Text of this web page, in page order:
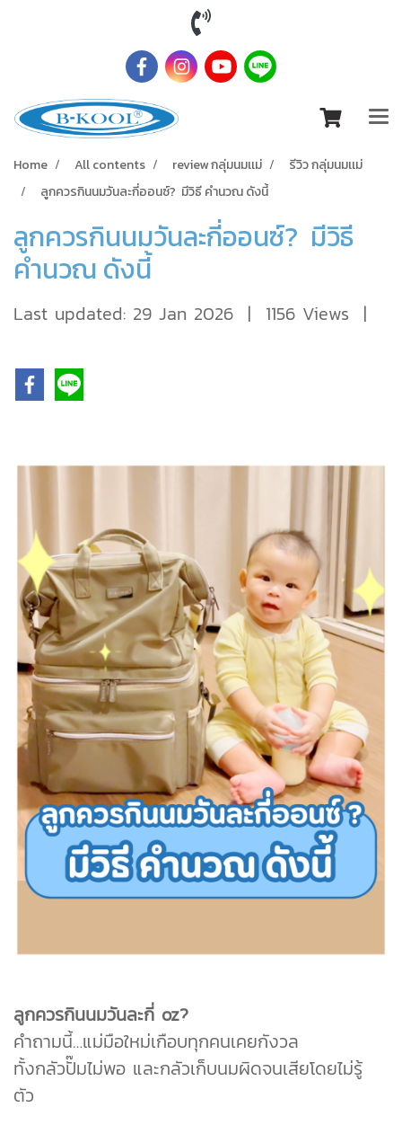
Home All contents review กลุ่มนมเเม่
รีวิว กลุ่มนมเเม่
ลูกควรกินนมวันละกี่ออนซ์? มีวิธี คำนวณ ดังนี้
ลูกควรกินนมวันละกี่ออนซ์? มีวิธี
คำนวณ ดังนี้
Last updated: 29 Jan 2026 | 1156 Views |
ลูกควรกินนมวันละกี่ oz?
คำถามนี้…แม่มือใหม่เกือบทุกคนเคยกังวล
ทั้งกลัวปั๊มไม่พอ และกลัวเก็บนมผิดจนเสียโดยไม่รู้
ตัว